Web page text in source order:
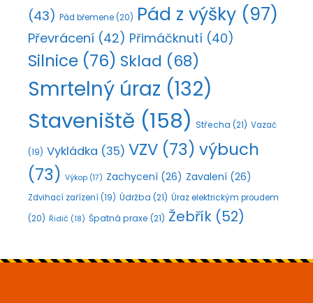
(43) Pád břemene(20) Pád z výšky (97)
Převrácení (42) Přimáčknutí (40)
Silnice (76) Sklad (68)
Smrtelný úraz (132)
Staveniště (158) Střecha (21) Vazač
(19) Vykládka (35) VZV (73) výbuch
(73) Výkop (17) Zachycení (26) Zavalení (26)
Zdvihací zařízení (19) Údržba (21) Úraz elektrickým proudem
(20) Řidič (18) Špatná praxe (21) Žebřík (52)